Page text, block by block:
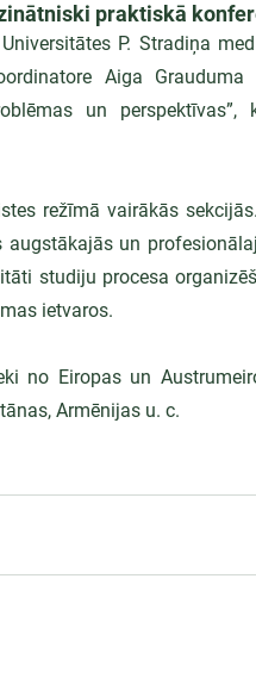
praktiskā
P. Stradiņa
Aiga
un
režīmā vairākās
augstākajās un
studiju procesa
ietvaros.
no Eiropas un
Armēnijas u. c.